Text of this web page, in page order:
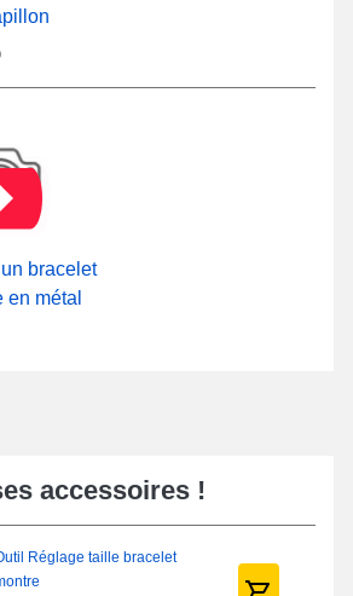
bracelet
en métal
accessoires !
Réglage taille bracelet